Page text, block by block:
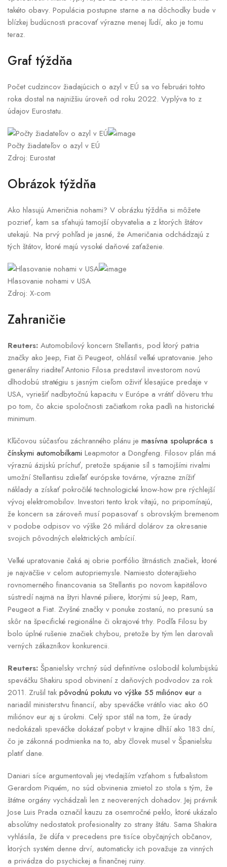
takéto obavy. Populácia postupne starne a na dôchodky bude v
blízkej budúcnosti pracovať výrazne menej ľudí, ako je tomu
teraz.
Graf týždňa
Počet cudzincov žiadajúcich o azyl v EÚ sa vo februári tohto
roka dostal na najnižšiu úroveň od roku 2022. Vyplýva to z
údajov Eurostatu.
Počty žiadateľov o azyl v EÚ
Zdroj: Eurostat
Obrázok týždňa
Ako hlasujú Američnia nohami? V obrázku týždňa si môžete
pozrieť, kam sa sťahujú tamojší obyvatelia a z ktorých štátov
utekajú. Na prvý pohľad je jasné, že Američania odchádzajú z
tých štátov, ktoré majú vysoké daňové zaťaženie.
Hlasovanie nohami v USA
Zdroj: X-com
Zahraničie
Reuters: Automobilový koncern Stellantis, pod ktorý patria
značky ako Jeep, Fiat či Peugeot, ohlásil veľké upratovanie. Jeho
generálny riaditeľ Antonio Filosa predstavil investorom novú
dlhodobú stratégiu s jasným cieľom oživiť klesajúce predaje v
USA, vyriešiť nadbytočnú kapacitu v Európe a vrátiť dôveru trhu
po tom, čo akcie spoločnosti začiatkom roka padli na historické
minimum.
Kľúčovou súčasťou záchranného plánu je masívna spolupráca s
čínskymi automobilkami Leapmotor a Dongfeng. Filosov plán má
výraznú ázijskú príchuť, pretože spájanie síl s tamojšími rivalmi
umožní Stellantisu zdieľať európske továrne, výrazne znížiť
náklady a získať pokročilé technologické know-how pre rýchlejší
vývoj elektromobilov. Investori tento krok vítajú, no pripomínajú,
že koncern sa zároveň musí popasovať s obrovským bremenom
v podobe odpisov vo výške 26 miliárd dolárov za okresanie
svojich pôvodných elektrických ambícií.
Veľké upratovanie čaká aj obrie portfólio štrnástich značiek, ktoré
je najväčšie v celom autopriemysle. Namiesto doterajšieho
rovnomerného financovania sa Stellantis po novom kapitálovo
sústredí najmä na štyri hlavné piliere, ktorými sú Jeep, Ram,
Peugeot a Fiat. Zvyšné značky v ponuke zostanú, no presunú sa
skôr na špecifické regionálne či okrajové trhy. Podľa Filosu by
bolo úplné rušenie značiek chybou, pretože by tým len darovali
verných zákazníkov konkurencii.
Reuters: Španielsky vrchný súd definitívne oslobodil kolumbijskú
speváčku Shakiru spod obvinení z daňových podvodov za rok
2011. Zrušil tak pôvodnú pokutu vo výške 55 miliónov eur a
nariadil ministerstvu financií, aby speváčke vrátilo viac ako 60
miliónov eur aj s úrokmi. Celý spor stál na tom, že úrady
nedokázali speváčke dokázať pobyt v krajine dlhší ako 183 dní,
čo je zákonná podmienka na to, aby človek musel v Španielsku
platiť dane.
Daniari síce argumentovali jej vtedajším vzťahom s futbalistom
Gerardom Piquém, no súd obvinenia zmietol zo stola s tým, že
štátne orgány vychádzali len z neoverených dohadov. Jej právnik
Jose Luis Prada označil kauzu za osemročné peklo, ktoré ukázalo
absolútny nedostatok profesionality zo strany štátu. Sama Shakira
vyhlásila, že dúfa v precedens pre tisíce obyčajných občanov,
ktorých systém denne drví, automaticky ich považuje za vinných
a privádza do psychickej a finančnej ruiny.